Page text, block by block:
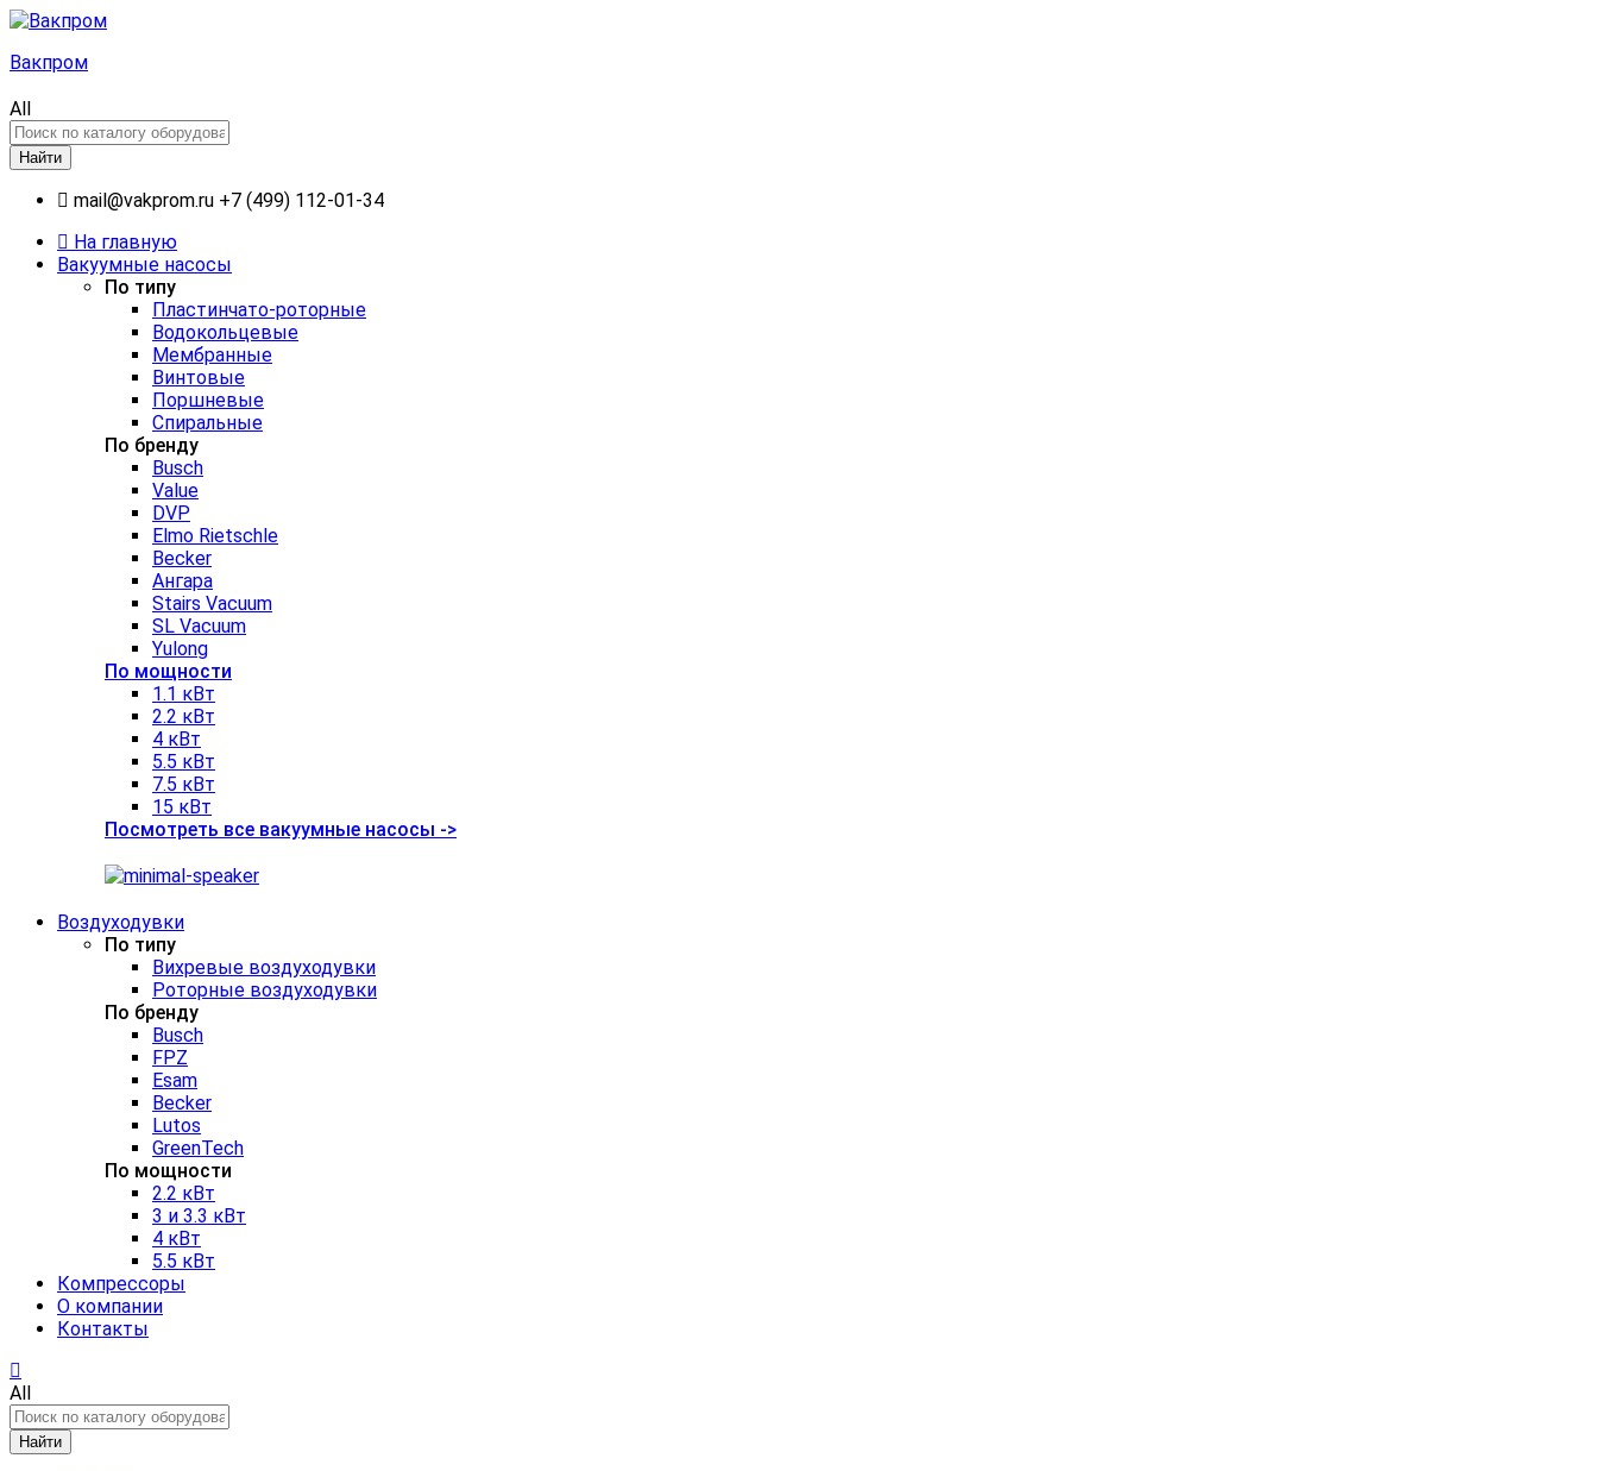
Вакпром
All
Найти
mail@vakprom.ru +7 (499) 112-01-34
На главную
Вакуумные насосы
По типу
Пластинчато-роторные
Водокольцевые
Мембранные
Винтовые
Поршневые
Спиральные
По бренду
Busch
Value
DVP
Elmo Rietschle
Becker
Ангара
Stairs Vacuum
SL Vacuum
Yulong
По мощности
1.1 кВт
2.2 кВт
4 кВт
5.5 кВт
7.5 кВт
15 кВт
Посмотреть все вакуумные насосы ->
Воздуходувки
По типу
Вихревые воздуходувки
Роторные воздуходувки
По бренду
Busch
FPZ
Esam
Becker
Lutos
GreenTech
По мощности
2.2 кВт
3 и 3.3 кВт
4 кВт
5.5 кВт
Компрессоры
О компании
Контакты
All
Найти